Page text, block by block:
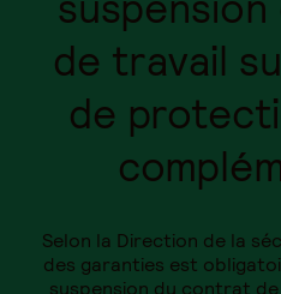
de travail
de
Selon la Direction de la
des garanties est
suspension du contrat